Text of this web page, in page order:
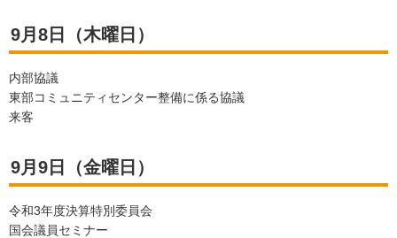
9月8日（木曜日）
内部協議
東部コミュニティセンター整備に係る協議
来客
9月9日（金曜日）
令和3年度決算特別委員会
国会議員セミナー